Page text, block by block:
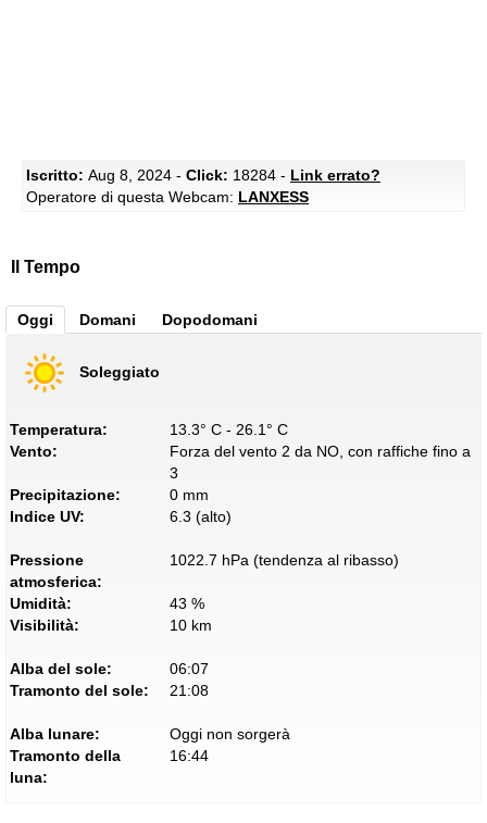
Iscritto: Aug 8, 2024 - Click: 18284 - Link errato?
Operatore di questa Webcam: LANXESS
Il Tempo
Oggi Domani Dopodomani
Soleggiato
Temperatura:
13.3° C - 26.1° C
Vento:
Forza del vento 2 da NO, con raffiche fino a
3
Precipitazione:
0 mm
Indice UV:
6.3 (alto)
Pressione
atmosferica:
1022.7 hPa (tendenza al ribasso)
Umidità:
43 %
Visibilità:
10 km
Alba del sole:
06:07
Tramonto del sole:
21:08
Alba lunare:
Oggi non sorgerà
Tramonto della
luna:
16:44